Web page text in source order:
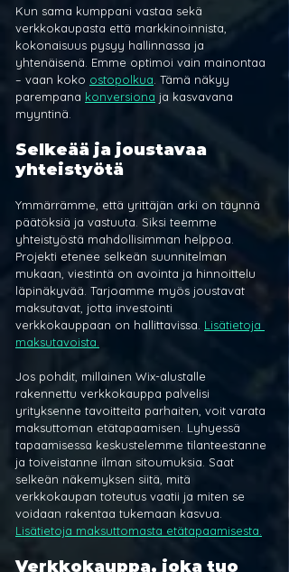
Kun sama kumppani vastaa sekä
verkkokaupasta että markkinoinnista,
kokonaisuus pysyy hallinnassa ja
yhtenäisenä. Emme optimoi vain mainontaa
– vaan koko ostopolkua. Tämä näkyy
parempana konversiona ja kasvavana
myyntinä.
Selkeää ja joustavaa
yhteistyötä
Ymmärrämme, että yrittäjän arki on täynnä
päätöksiä ja vastuuta. Siksi teemme
yhteistyöstä mahdollisimman helppoa.
Projekti etenee selkeän suunnitelman
mukaan, viestintä on avointa ja hinnoittelu
läpinäkyvää. Tarjoamme myös joustavat
maksutavat, jotta investointi
verkkokauppaan on hallittavissa. Lisätietoja
maksutavoista.
Jos pohdit, millainen Wix-alustalle
rakennettu verkkokauppa palvelisi
yrityksenne tavoitteita parhaiten, voit varata
maksuttoman etätapaamisen. Lyhyessä
tapaamisessa keskustelemme tilanteestanne
ja toiveistanne ilman sitoumuksia. Saat
selkeän näkemyksen siitä, mitä
verkkokaupan toteutus vaatii ja miten se
voidaan rakentaa tukemaan kasvua.
Lisätietoja maksuttomasta etätapaamisesta.
Verkkokauppa, joka tuo